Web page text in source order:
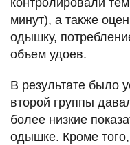
контролировали
минут), а также
одышку,
объем удоев.
В результате было
второй группы
более низкие
одышке. Кроме